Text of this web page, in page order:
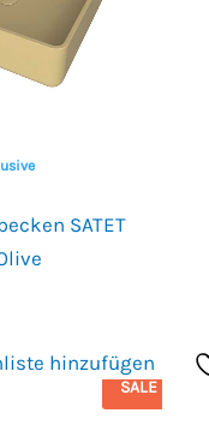
SATET
hinzufügen
SALE